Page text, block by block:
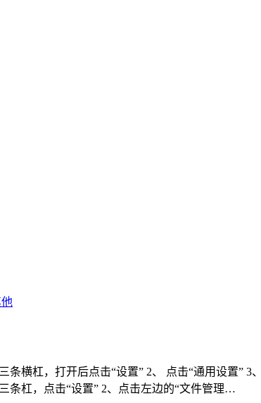
横杠，打开后点击“设置” 2、 点击“通用设置”
条杠，点击“设置” 2、点击左边的“文件管理…